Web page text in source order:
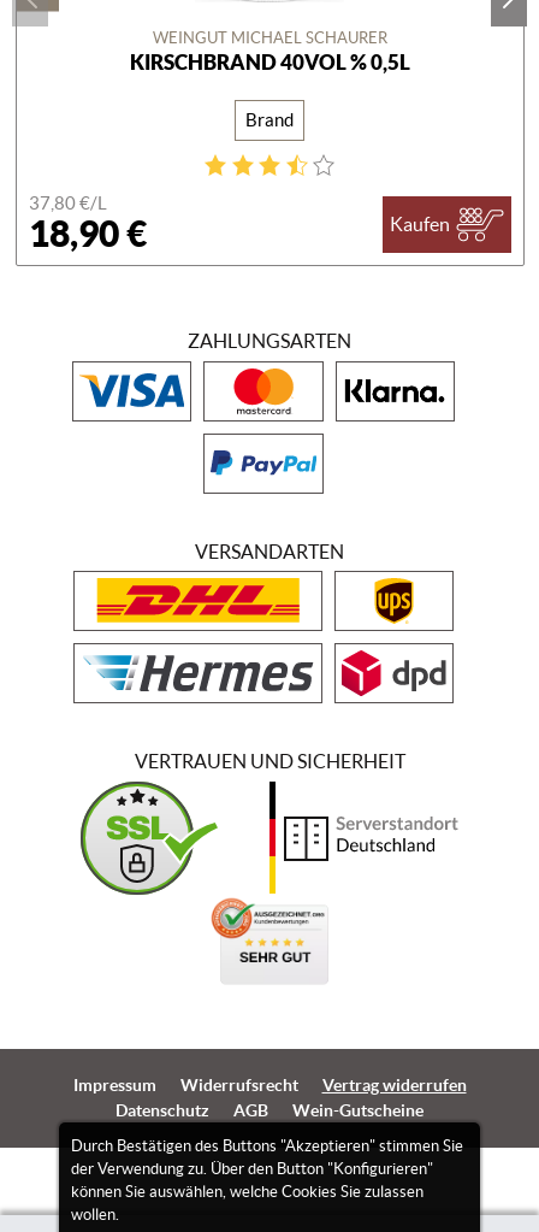
WEINGUT MICHAEL SCHAURER
KIRSCHBRAND 40VOL % 0,5L
Brand
37,80 €/L
18,90 € Kaufen
Durch Bestätigen des Buttons "Akzeptieren" stimmen Sie
der Verwendung zu. Über den Button "Konfigurieren"
können Sie auswählen, welche Cookies Sie zulassen
wollen.
ZAHLUNGSARTEN
VERSANDARTEN
VERTRAUEN UND SICHERHEIT
Impressum Widerrufsrecht
Vertrag widerrufen
Datenschutz
AGB Wein-Gutscheine